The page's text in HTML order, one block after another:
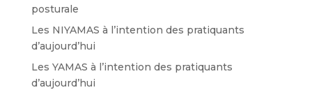
posturale
Les NIYAMAS à l’intention des pratiquants
d’aujourd’hui
Les YAMAS à l’intention des pratiquants
d’aujourd’hui